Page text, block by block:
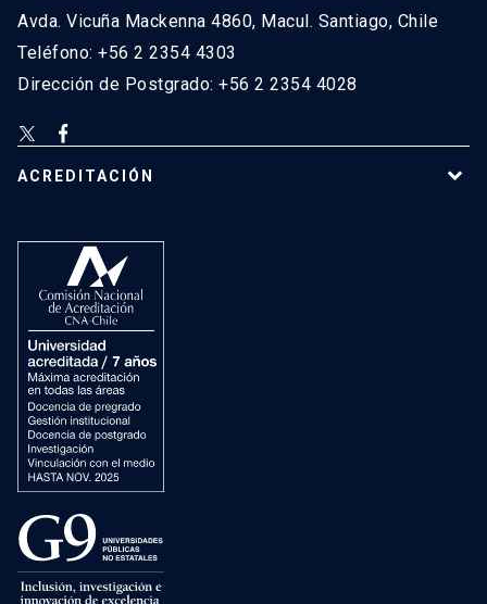
Avda. Vicuña Mackenna 4860, Macul. Santiago, Chile
Teléfono: +56 2 2354 4303
Dirección de Postgrado: +56 2 2354 4028
ACREDITACIÓN